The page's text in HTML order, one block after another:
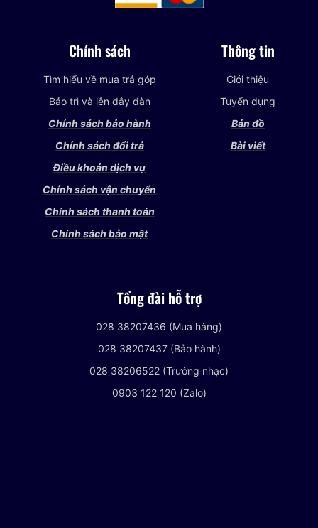
Chính sách
Tìm hiểu về mua trả góp
Bảo trì và lên dây đàn
Chính sách bảo hành
Chính sách đổi trả
Điều khoản dịch vụ
Chính sách vận chuyển
Chính sách thanh toán
Chính sách bảo mật
Thông tin
Giới thiệu
Tuyển dụng
Bản đồ
Bài viết
Tổng đài hỗ trợ
028 38207436 (Mua hàng)
028 38207437 (Bảo hành)
028 38206522 (Trường nhạc)
0903 122 120 (Zalo)